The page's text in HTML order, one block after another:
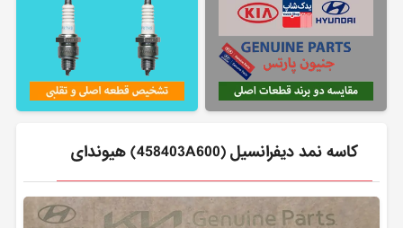
كاسه نمد ديفرانسيل (458403A600) هیوندای